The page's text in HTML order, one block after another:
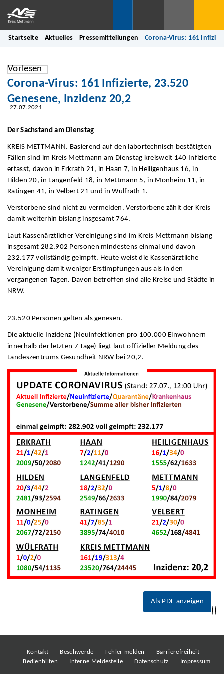
Startseite Aktuelles Pressemitteilungen Corona-Virus: 161
Vorlesen
Corona-Virus: 161 Infizierte, 23.520
Genesene, Inzidenz 20,2
27.07.2021
Der Sachstand am Dienstag
KREIS METTMANN. Basierend auf den labortechnisch bestätigten
Fällen sind im Kreis Mettmann am Dienstag kreisweit 140 Infizierte
erfasst, davon in Erkrath 21, in Haan 7, in Heiligenhaus 16, in
Hilden 20, in Langenfeld 18, in Mettmann 5, in Monheim 11, in
Ratingen 41, in Velbert 21 und in Wülfrath 1.
Verstorbene sind nicht zu vermelden. Verstorbene zählt der Kreis
damit weiterhin bislang insgesamt 764.
Laut Kassenärztlicher Vereinigung sind im Kreis Mettmann bislang
insgesamt 282.902 Personen mindestens einmal und davon
232.177 vollständig geimpft. Heute weist die Kassenärztliche
Vereinigung damit weniger Erstimpfungen aus als in den
vergangenen Tagen. Davon betroffen sind alle Kreise und Städte in
NRW.
23.520 Personen gelten als genesen.
Die aktuelle Inzidenz (Neuinfektionen pro 100.000 Einwohnern
innerhalb der letzten 7 Tage) liegt laut offizieller Meldung des
Landeszentrums Gesundheit NRW bei 20,2.
Als PDF anzeigen
Kontakt Beschwerde Fehler melden
Barrierefreiheit
Bedienhilfen
Interne Meldestelle Datenschutz Impressum